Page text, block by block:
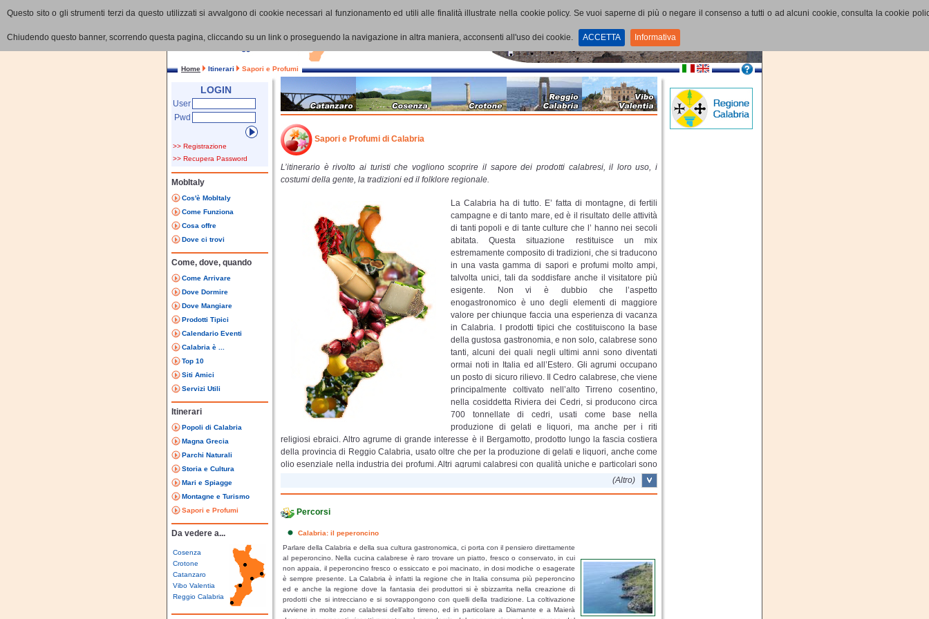
Questo sito o gli strumenti terzi da questo utilizzati si avvalgono di cookie necessari al funzionamento ed utili alle finalità illustrate nella cookie policy. Se vuoi saperne di più o negare il consenso a tutti o ad alcuni cookie, consulta la cookie
Chiudendo questo banner, scorrendo questa pagina, cliccando su un link o proseguendo la navigazione in altra maniera, acconsenti all'uso dei cookie. ACCETTA Informativa
Home Itinerari Sapori e Profumi
LOGIN
User
Pwd
>> Registrazione
>> Recupera Password
MobItaly
Cos'è MobItaly
Come Funziona
Cosa offre
Dove ci trovi
Come, dove, quando
Come Arrivare
Dove Dormire
Dove Mangiare
Prodotti Tipici
Calendario Eventi
Calabria è ...
Top 10
Siti Amici
Servizi Utili
Itinerari
Popoli di Calabria
Magna Grecia
Parchi Naturali
Storia e Cultura
Mari e Spiagge
Montagne e Turismo
Sapori e Profumi
Da vedere a...
Cosenza
Crotone
Catanzaro
Vibo Valentia
Reggio Calabria
Sapori e Profumi di Calabria
L’itinerario è rivolto ai turisti che vogliono scoprire il sapore dei prodotti calabresi, il loro uso, i
costumi della gente, la tradizioni ed il folklore regionale.
La Calabria ha di tutto. E’ fatta di montagne, di fertili
campagne e di tanto mare, ed è il risultato delle attività
di tanti popoli e di tante culture che l’ hanno nei secoli
abitata. Questa situazione restituisce un mix
estremamente composito di tradizioni, che si traducono
in una vasta gamma di sapori e profumi molto ampi,
talvolta unici, tali da soddisfare anche il visitatore più
esigente. Non vi è dubbio che l’aspetto
enogastronomico è uno degli elementi di maggiore
valore per chiunque faccia una esperienza di vacanza
in Calabria. I prodotti tipici che costituiscono la base
della gustosa gastronomia, e non solo, calabrese sono
tanti, alcuni dei quali negli ultimi anni sono diventati
ormai noti in Italia ed all’Estero. Gli agrumi occupano
un posto di sicuro rilievo. Il Cedro calabrese, che viene
principalmente coltivato nell’alto Tirreno cosentino,
nella cosiddetta Riviera dei Cedri, si producono circa
700 tonnellate di cedri, usati come base nella
produzione di gelati e liquori, ma anche per i riti
religiosi ebraici. Altro agrume di grande interesse è il Bergamotto, prodotto lungo la fascia costiera
della provincia di Reggio Calabria, usato oltre che per la produzione di gelati e liquori, anche come
olio esenziale nella industria dei profumi. Altri agrumi calabresi con qualità uniche e particolari sono
le Clementine e l’Arancio che matura durante il periodo invernale coltivato principalmente lungo
tutta la costa ionica calabrese, ma con maggiore produzione nella provincia di Cosenza, Catanzaro
principali mercati italiani. Altri prodotti tipici calabresi che occupano un posto di assoluto rilievo sono
colonizzazione greca. I salumi calabresi a Denominazione di Origine Protetta sono la Soppressata,
la Salsiccia, il Capocollo e la Pancetta. Accanto alla produzione industriale vi è una ampia
produzione artigianale e ad uso personale, una tradizione che si tramanda da secoli e che trova
esistenza nell’ ampia presenza di allevamenti di suini su tutto il territorio regionale. Un altro prodotto
gastronomico ottenuto dalla lavorazione dei maiali che ormai comincia ad essere noto, è la Nduja,
prodotta nel comune di Spilinga. Pari attenzione va dedicata alle parti di suino che non vengono
utilizzate nella produzione di insaccati ma che costituiscono la base per saporitissimi piatti della
(Altro)
Percorsi
Calabria: il peperoncino
Parlare della Calabria e della sua cultura gastronomica, ci porta con il pensiero direttamente
al peperoncino. Nella cucina calabrese è raro trovare un piatto, fresco o conservato, in cui
non appaia, il peperoncino fresco o essiccato e poi macinato, in dosi modiche o esagerate
è sempre presente. La Calabria è infatti la regione che in Italia consuma più peperoncino
ed e anche la regione dove la fantasia dei produttori si è sbizzarrita nella creazione di
prodotti che si intrecciano e si sovrappongono con quelli della tradizione. La coltivazione
avviene in molte zone calabresi dell’alto tirreno, ed in particolare a Diamante e a Maierà